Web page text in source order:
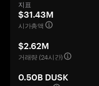
지표
$31.43M
시가총액
$2.62M
거래량 (24시간)
0.50B DUSK